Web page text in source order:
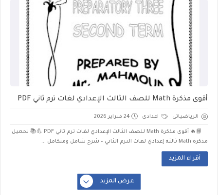
أقوى مذكرة Math للصف الثالث الإعدادي لغات ترم ثاني PDF
الرياضياتى اعدادى 24 فبراير 2026
📘🔥 أقوى مذكرة Math للصف الثالث الإعدادي لغات ترم ثاني PDF 💪📚 تحميل
مذكرة Math ثالثة إعدادي لغات الترم الثاني – شرح شامل ومتكامل ...
أقراء المزيد
عرض المزيد